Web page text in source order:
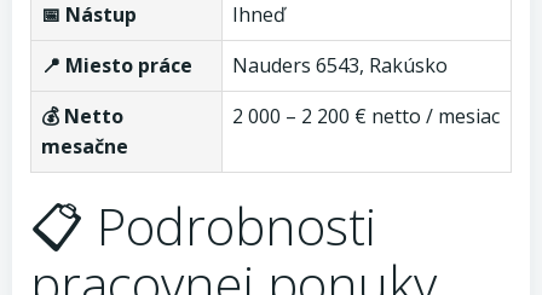
📅 Nástup
Ihneď
📍 Miesto práce
Nauders 6543, Rakúsko
💰 Netto
mesačne
2 000 – 2 200 € netto / mesiac
📋 Podrobnosti